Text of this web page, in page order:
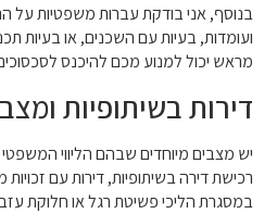
בנוסף, אני בודקת עברות משפטיות על
ועומדות, בעיות עם השכנים, או בעיות
מראש יכול למנוע מכם להיכנס
דירות בשיתופיות
יש מצבים מיוחדים שבהם הליווי
רכישת דירה בשיתופיות, דירות עם
במסגרת הליכי פשיטת רגל או חלוקת